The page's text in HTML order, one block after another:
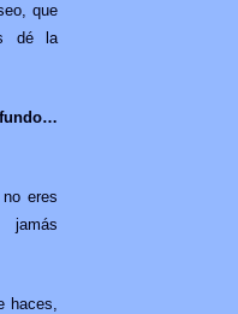
que
dé la
eres
haces,